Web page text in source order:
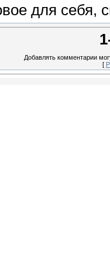
для себя,
Добавлять комментарии
[